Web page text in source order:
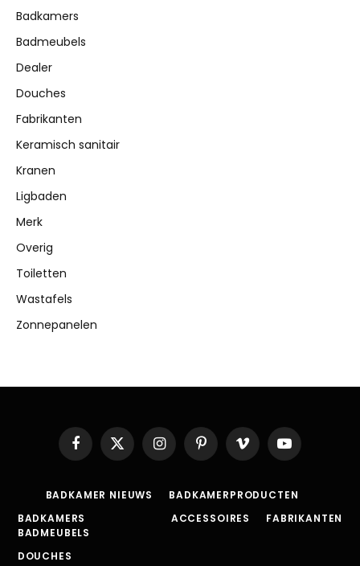
Badkamers
Badmeubels
Dealer
Douches
Fabrikanten
Keramisch sanitair
Kranen
Ligbaden
Merk
Overig
Toiletten
Wastafels
Zonnepanelen
Facebook
X
(Twitter)
InstagramPinterestVimeo YouTube
BADKAMER NIEUWS
BADKAMERPRODUCTEN
BADKAMERS
BADMEUBELS
DOUCHES
ACCESSOIRES FABRIKANTEN